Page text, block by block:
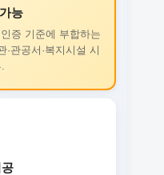
능
증 기준에 부합하는
관공서·복지시설 시